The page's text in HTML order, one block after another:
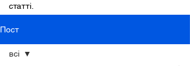
статті.
Пост
всі